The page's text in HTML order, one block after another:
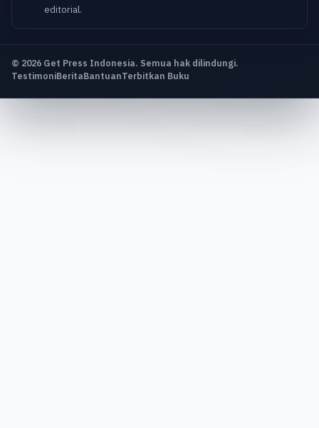
editorial.
© 2026 Get Press Indonesia. Semua hak dilindungi.
TestimoniBeritaBantuanTerbitkan Buku